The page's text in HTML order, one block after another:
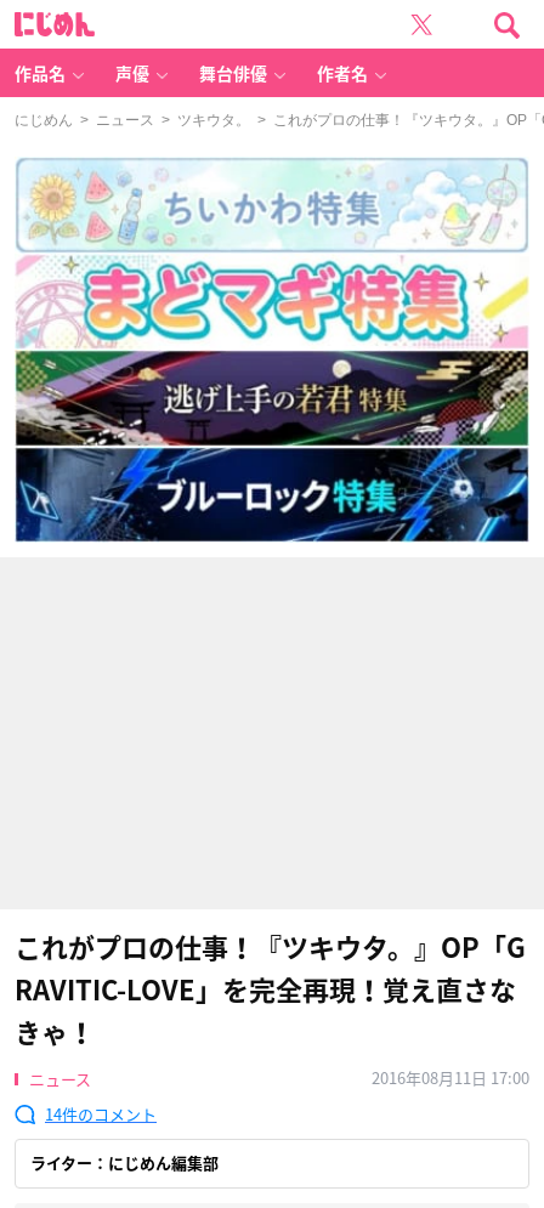
作品名 声優 舞台俳優 作者名
にじめん > ニュース > ツキウタ。 > これがプロの仕事！『ツキウタ。』OP
これがプロの仕事！『ツキウタ。』OP「G
RAVITIC-LOVE」を完全再現！覚え直さな
きゃ！
ニュース
2016年08月11日 17:00
14
ライター：にじめん編集部